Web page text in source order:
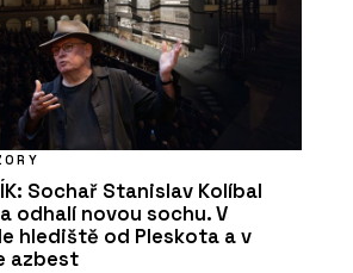
Sochař Stanislav Kolíbal
odhalí novou sochu. V
hlediště od Pleskota a v
azbest